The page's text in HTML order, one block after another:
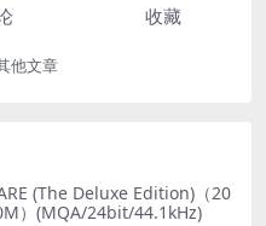
收藏
他文章
(The Deluxe Edition)（20
）(MQA/24bit/44.1kHz)